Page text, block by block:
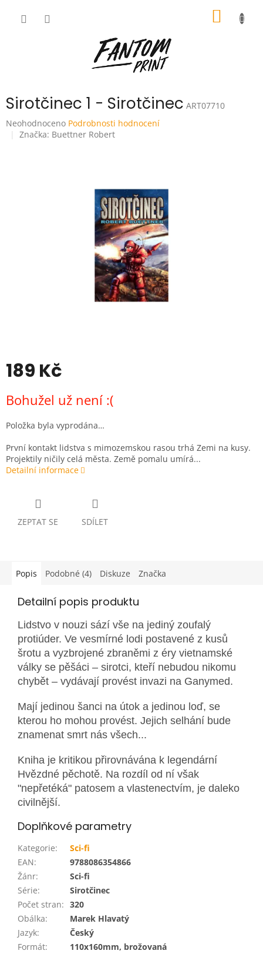
Sirotčinec 1 - Sirotčinec ART07710
Průměrné
hodnocení
Neohodnoceno Podrobnosti hodnocení
Značka: Buettner Robert
189 Kč
cena:
Bohužel už není :(
Položka byla vyprodána…
První kontakt lidstva s mimozemskou rasou trhá Zemi na kusy.
Projektily ničily celá města. Země pomalu umírá...
Detailní informace
ZEPTAT SE SDÍLET
Popis Podobné (4) Diskuze Značka
Detailní popis produktu
Lidstvo v nouzi sází vše na jediný zoufalý
protiúder. Ve vesmírné lodi postavené z kusů
šrotu a vyzbrojené zbraněmi z éry vietnamské
války se pěšáci – sirotci, kteří nebudou nikomu
chybět – vydávají provést invazi na Ganymed.
Mají jedinou šanci na útok a jedinou loď, se
kterou ho mohou provést. Jejich selhání bude
znamenat smrt nás všech...
Kniha je kritikou přirovnávána k legendární
Hvězdné pěchotě. Na rozdíl od ní však
"nepřetéká" patosem a vlastenectvím, je daleko
civilnější.
Doplňkové parametry
Kategorie:
Sci-fi
EAN:
9788086354866
Žánr:
Sci-fi
Série:
Sirotčinec
Počet stran: 320
Obálka:
Marek Hlavatý
Jazyk:
Český
Formát:
110x160mm, brožovaná